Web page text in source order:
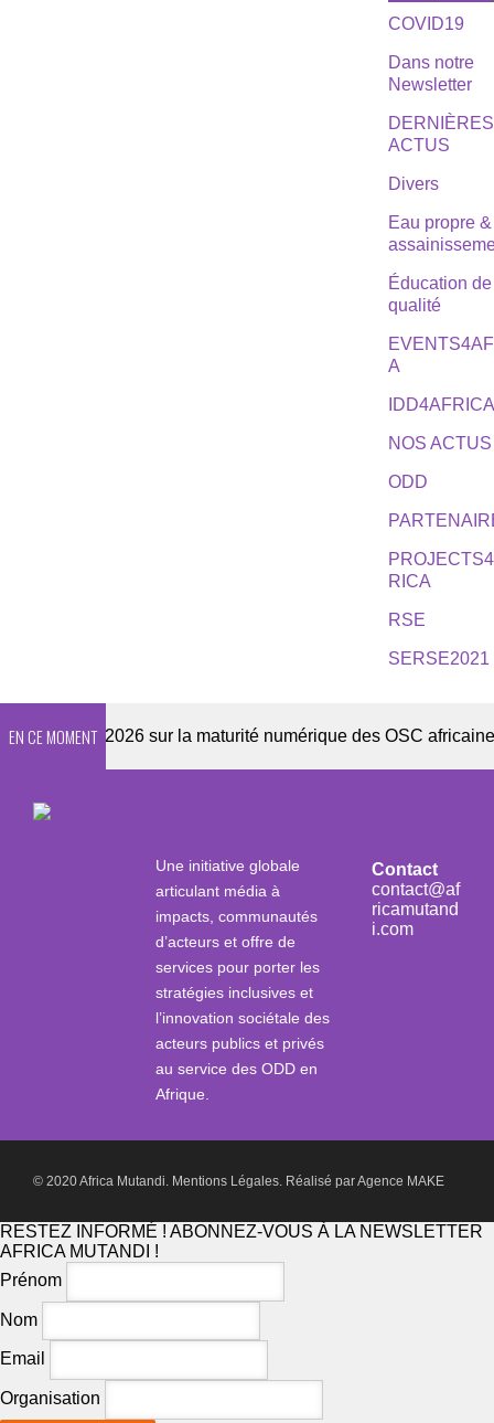
COVID19
Dans notre
Newsletter
DERNIÈRES
ACTUS
Divers
Eau propre &
Éducation de
qualité
A
NOS ACTUS
ODD
RICA
RSE
SERSE2021
EN CE MOMENT2026 sur la maturité numérique des OSC africaines
Une initiative globale
articulant média à
impacts, communautés
d’acteurs et offre de
services pour porter les
stratégies inclusives et
l’innovation sociétale des
acteurs publics et privés
au service des ODD en
Afrique.
Contact
contact@af
ricamutand
i.com
© 2020 Africa Mutandi. Mentions Légales. Réalisé parAgence MAKE
RESTEZ INFORMÉ ! ABONNEZ-VOUS À LA NEWSLETTER
AFRICA MUTANDI !
Prénom
Nom
Email
Organisation